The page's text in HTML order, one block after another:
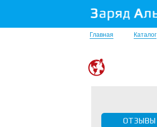
Главная Каталог
ОТЗЫВЫ